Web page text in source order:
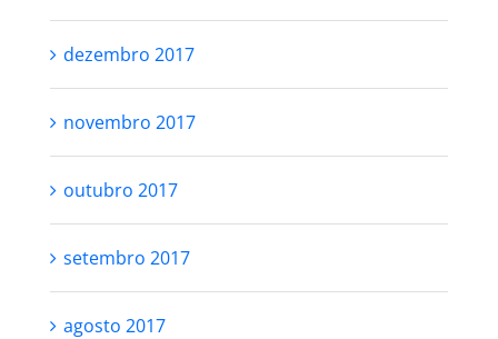
dezembro 2017
novembro 2017
outubro 2017
setembro 2017
agosto 2017